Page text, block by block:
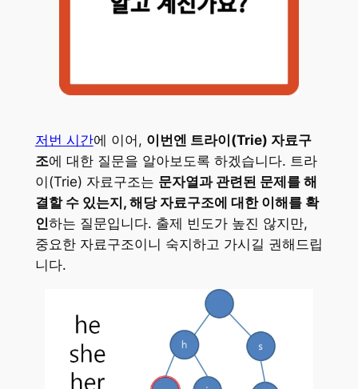
저번 시간에 이어, 이번엔 트라이(Trie) 자료구
조에 대한 질문을 알아보도록 하겠습니다. 트라
이(Trie) 자료구조는 문자열과 관련된 문제를 해
결할 수 있는지, 해당 자료구조에 대한 이해를 확
인하는 질문입니다. 출제 빈도가 높진 않지만,
중요한 자료구조이니 숙지하고 가시길 권해드립
니다.